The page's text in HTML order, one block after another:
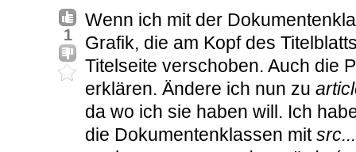
1
Wenn ich mit der
Grafik, die am Kopf des
Titelseite verschoben. Auch die
erklären. Ändere ich nun zu
da wo ich sie haben will. Ich
die Dokumentenklassen mitsrc...